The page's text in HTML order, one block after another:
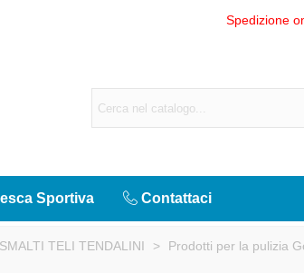
Spedizione
Sportiva Contattaci
TELI TENDALINI > Prodotti per la pulizia